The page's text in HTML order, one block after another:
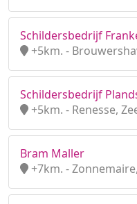
Schildersbedrijf
+5km. -
Schildersbedrijf
+5km. - Renesse,
Bram Maller
+7km. -